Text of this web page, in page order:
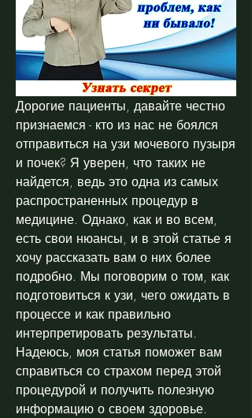
Дорогие пациенты, давайте честно
признаемся - кто из нас не боялся
отправиться на узи мочевого пузыря
и почек? Я уверен, что таких не
найдется, ведь это одна из самых
распространенных процедур в
медицине. Однако, как и во всем,
есть свои нюансы, и в этой статье я
хочу рассказать вам о них более
подробно. Мы поговорим о том, как
подготовиться к узи, чего ожидать в
процессе и как правильно
интерпретировать результаты.
Надеюсь, моя статья поможет вам
справиться со страхом перед этой
процедурой и получить полезную
информацию о своем здоровье.